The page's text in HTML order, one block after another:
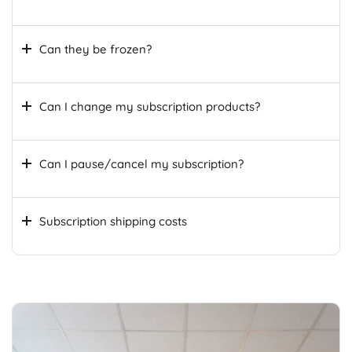
Can they be frozen?
Can I change my subscription products?
Can I pause/cancel my subscription?
Subscription shipping costs